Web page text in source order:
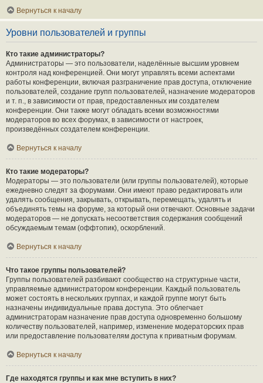
Вернуться к началу
Уровни пользователей и группы
Кто такие администраторы?
Администраторы — это пользователи, наделённые высшим уровнем
контроля над конференцией. Они могут управлять всеми аспектами
работы конференции, включая разграничение прав доступа, отключение
пользователей, создание групп пользователей, назначение модераторов
и т. п., в зависимости от прав, предоставленных им создателем
конференции. Они также могут обладать всеми возможностями
модераторов во всех форумах, в зависимости от настроек,
произведённых создателем конференции.
Вернуться к началу
Кто такие модераторы?
Модераторы — это пользователи (или группы пользователей), которые
ежедневно следят за форумами. Они имеют право редактировать или
удалять сообщения, закрывать, открывать, перемещать, удалять и
объединять темы на форуме, за который они отвечают. Основные задачи
модераторов — не допускать несоответствия содержания сообщений
обсуждаемым темам (оффтопик), оскорблений.
Вернуться к началу
Что такое группы пользователей?
Группы пользователей разбивают сообщество на структурные части,
управляемые администратором конференции. Каждый пользователь
может состоять в нескольких группах, и каждой группе могут быть
назначены индивидуальные права доступа. Это облегчает
администраторам назначение прав доступа одновременно большому
количеству пользователей, например, изменение модераторских прав
или предоставление пользователям доступа к приватным форумам.
Вернуться к началу
Где находятся группы и как мне вступить в них?